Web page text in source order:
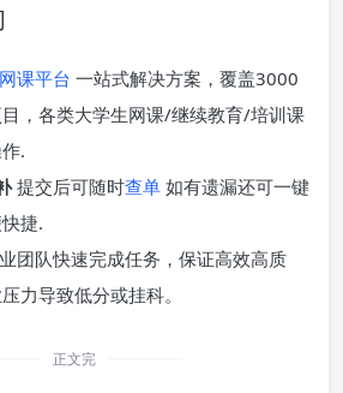
课平台 一站式解决方案，覆盖3000
，各类大学生网课/继续教育/培训课
.
提交后可随时查单 如有遗漏还可一键
捷.
团队快速完成任务，保证高效高质
力导致低分或挂科。
正文完